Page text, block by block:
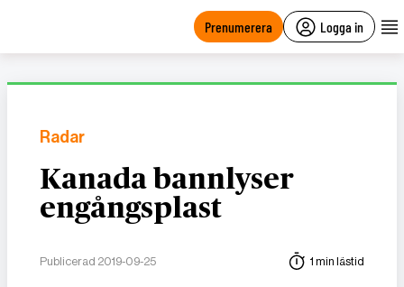
Prenumerera Logga in
Radar
Kanada bannlyser
engångsplast
Publicerad 2019-09-25 1 min lästid